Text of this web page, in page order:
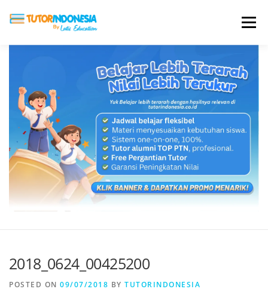
Menu
ABOUT US JADI PENGAJAR
BIAYA LES TESTIMONI PROFIL ALUMNI
BLOG DAFTAR SEKOLAH
2018_0624_00425200
POSTED ON 09/07/2018 BY TUTORINDONESIA